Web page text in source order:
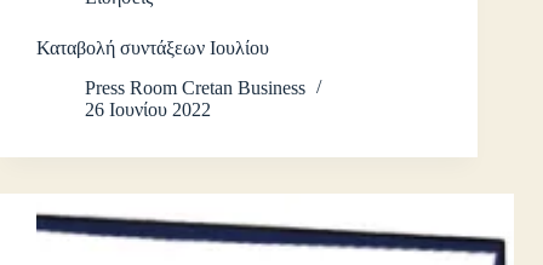
Καταβολή συντάξεων Ιουλίου
Press Room Cretan Business
26 Ιουνίου 2022